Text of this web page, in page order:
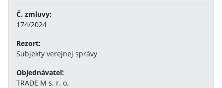
Č. zmluvy:
174/2024
Rezort:
Subjekty verejnej správy
Objednávateľ:
TRADE M s. r. o.